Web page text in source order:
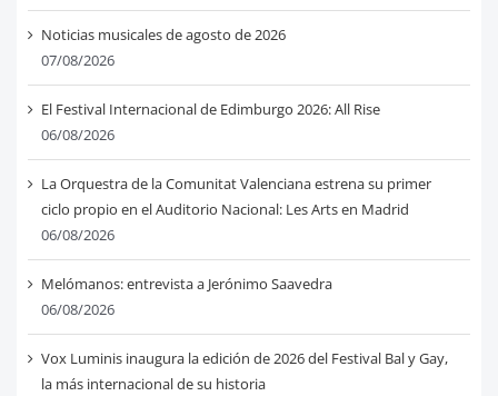
Noticias musicales de agosto de 2026
07/08/2026
El Festival Internacional de Edimburgo 2026: All Rise
06/08/2026
La Orquestra de la Comunitat Valenciana estrena su primer
ciclo propio en el Auditorio Nacional: Les Arts en Madrid
06/08/2026
Melómanos: entrevista a Jerónimo Saavedra
06/08/2026
Vox Luminis inaugura la edición de 2026 del Festival Bal y Gay,
la más internacional de su historia